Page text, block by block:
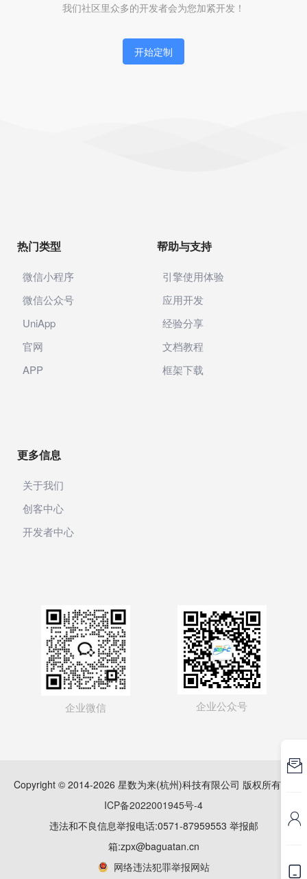
我们社区里众多的开发者会为您加紧开发！
开始定制
热门类型
微信小程序
微信公众号
UniApp
官网
APP
帮助与支持
引擎使用体验
应用开发
经验分享
文档教程
框架下载
更多信息
关于我们
创客中心
开发者中心
企业微信 企业公众号
Copyright © 2014-2026 星数为来(杭州)科技有限公司 版权所有
ICP备2022001945号-4
违法和不良信息举报电话:0571-87959553 举报邮
箱:zpx@baguatan.cn
网络违法犯罪举报网站


